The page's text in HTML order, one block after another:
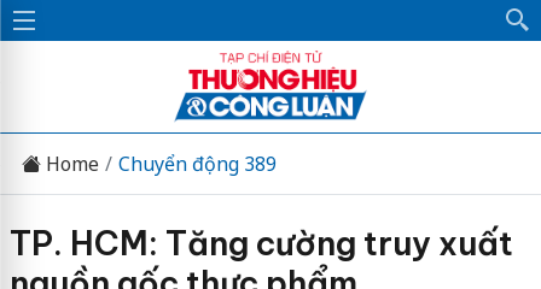
Home Chuyển động 389
TP. HCM: Tăng cường truy xuất